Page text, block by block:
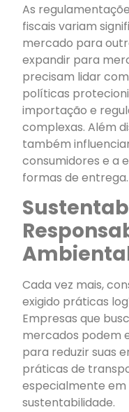
As
fiscais variam
mercado para
expandir para
precisam lidar
políticas
importação e
complexas. Além
também
consumidores e a
formas de entrega.
Cada vez mais,
exigido práticas
Empresas que
mercados podem
para reduzir suas
práticas de
especialmente
sustentabilidade.